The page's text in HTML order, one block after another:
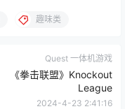
趣味类
Quest 一体机游戏
《拳击联盟》Knockout
League
2024-4-23 2:41:16